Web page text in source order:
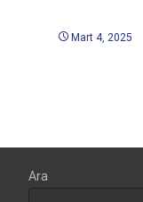
Mart 4, 2025
Ara